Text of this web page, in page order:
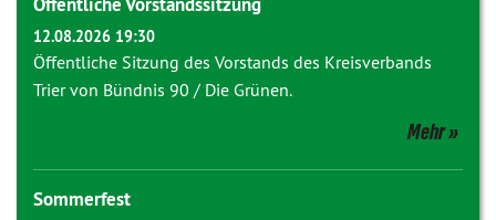
12.08.2026 19:30
Öffentliche Sitzung des Vorstands des Kreisverbands
Trier von Bündnis 90 / Die Grünen.
Mehr
Sommerfest